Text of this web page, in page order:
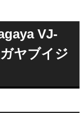
VJ-
ヤブイジ